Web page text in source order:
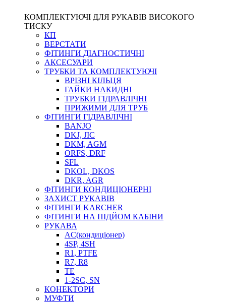
КОМПЛЕКТУЮЧІ ДЛЯ РУКАВІВ ВИСОКОГО
ТИСКУ
КП
ВЕРСТАТИ
ФІТИНГИ ДІАГНОСТИЧНІ
АКСЕСУАРИ
ТРУБКИ ТА КОМПЛЕКТУЮЧІ
ВРІЗНІ КІЛЬЦЯ
ГАЙКИ НАКИДНІ
ТРУБКИ ГІДРАВЛІЧНІ
ПРИЖИМИ ДЛЯ ТРУБ
ФІТИНГИ ГІДРАВЛІЧНІ
BANJO
DKJ, JIC
DKM, AGM
ORFS, DRF
SFL
DKOL, DKOS
DKR, AGR
ФІТИНГИ КОНДИЦІОНЕРНІ
ЗАХИСТ РУКАВІВ
ФІТИНГИ KARCHER
ФІТИНГИ НА ПІДЙОМ КАБІНИ
РУКАВА
AC(кондиціонер)
4SP, 4SH
R1, PTFE
R7, R8
TE
1-2SC, SN
КОНЕКТОРИ
МУФТИ